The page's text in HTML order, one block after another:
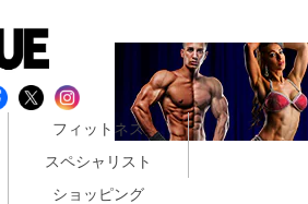
フィットネス
スペシャリスト
ショッピング